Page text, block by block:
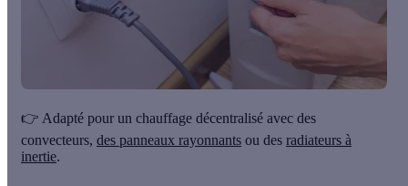
👉 Adapté pour un chauffage décentralisé avec des
convecteurs, des panneaux rayonnants ou des radiateurs à
inertie.